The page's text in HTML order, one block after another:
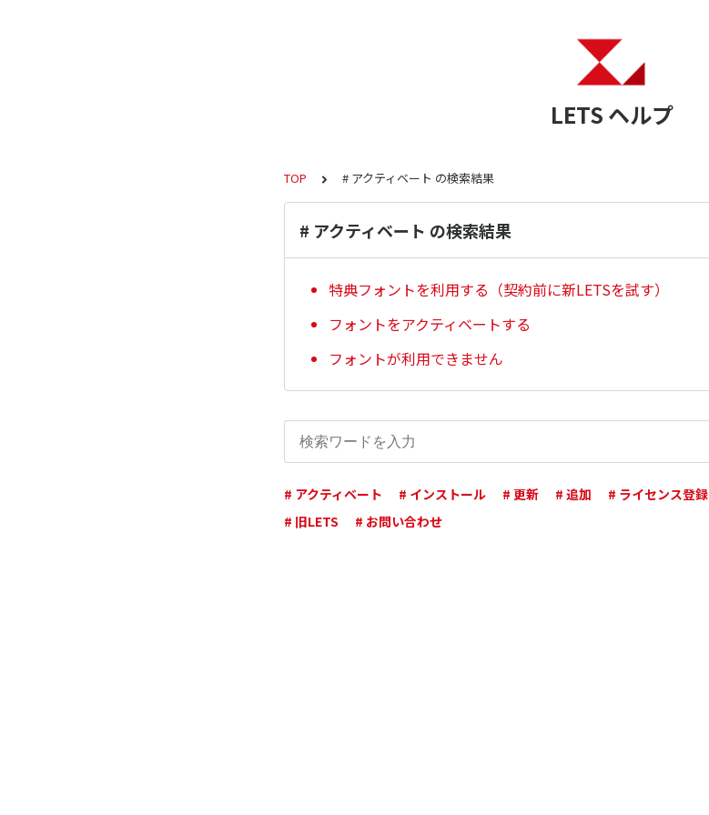
LETS ヘルプ
TOP # アクティベート の検索結果
# アクティベート の検索結果
特典フォントを利用する（契約前に新LETSを試す）
フォントをアクティベートする
フォントが利用できません
# アクティベート # インストール # 更新 # 追加 # ライセンス登録
# 旧LETS
# お問い合わせ